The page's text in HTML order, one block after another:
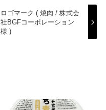
ロゴマーク ( 焼肉 / 株式会
社BGFコーポレーション
様 )